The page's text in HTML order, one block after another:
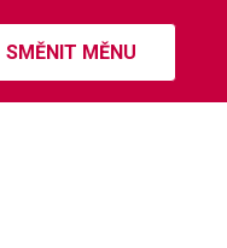
SMĚNIT MĚNU